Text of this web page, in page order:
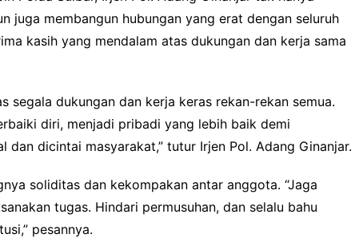
juga membangun hubungan yang erat dengan seluruh
kasih yang mendalam atas dukungan dan kerja sama
segala dukungan dan kerja keras rekan-rekan semua.
diri, menjadi pribadi yang lebih baik demi
dicintai masyarakat,” tutur Irjen Pol. Adang Ginanjar.
soliditas dan kekompakan antar anggota. “Jaga
tugas. Hindari permusuhan, dan selalu bahu
pesannya.